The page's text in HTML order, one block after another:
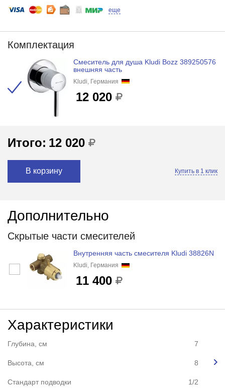
еще
Комплектация
Смеситель для душа Kludi Bozz 389250576
внешняя часть
Kludi, Германия
12 020
Итого: 12 020
В корзину Купить в 1 клик
Дополнительно
Скрытые части смесителей
Внутренняя часть смесителя Kludi 38826N
Kludi, Германия
11 400
Характеристики
Глубина, см 7
Высота, см 8
Стандарт подводки 1/2